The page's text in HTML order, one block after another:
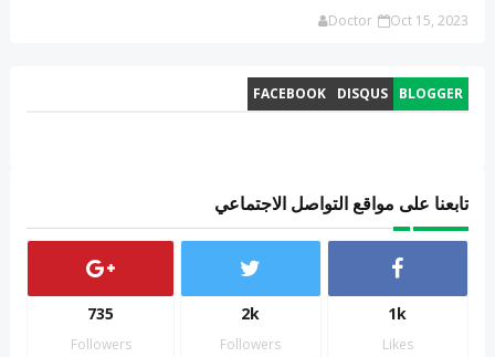
Doctor Oct 15, 2023
BLOGGER
DISQUS
FACEBOOK
تابعنا على مواقع التواصل الاجتماعي
1k
Likes
2k
Followers
735
Followers